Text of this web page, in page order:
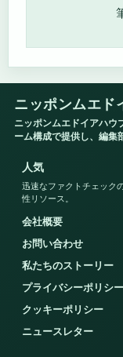
ニッポンムエド
ニッポンムエドイアハウ
ーム構成で提供し、編集
人気
迅速なファクトチェック
性リソース。
会社概要
お問い合わせ
私たちのストーリー
プライバシーポリシー
クッキーポリシー
ニュースレター